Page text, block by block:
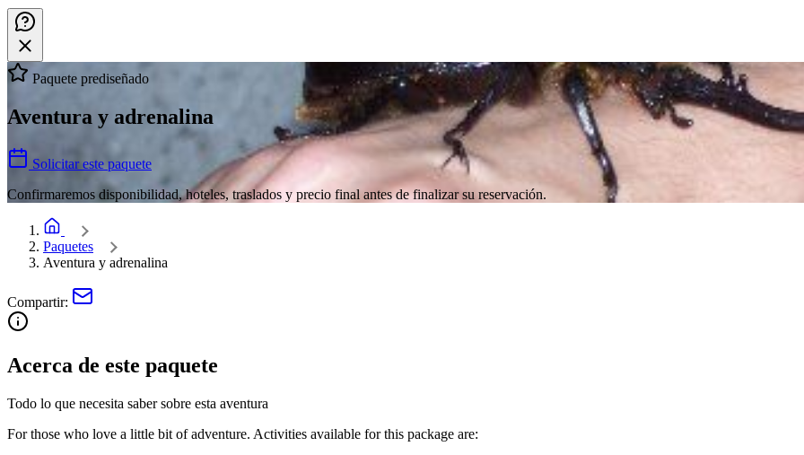
Paquete prediseñado
Aventura y adrenalina
Solicitar este paquete
Confirmaremos disponibilidad, hoteles, traslados y precio final antes de finalizar su reservación.
Home
Paquetes
Aventura y adrenalina
Compartir:
Acerca de este paquete
Todo lo que necesita saber sobre esta aventura
For those who love a little bit of adventure. Activities available for this package are: